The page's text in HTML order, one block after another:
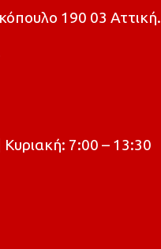
190 03 Αττική.
7:00 – 13:30